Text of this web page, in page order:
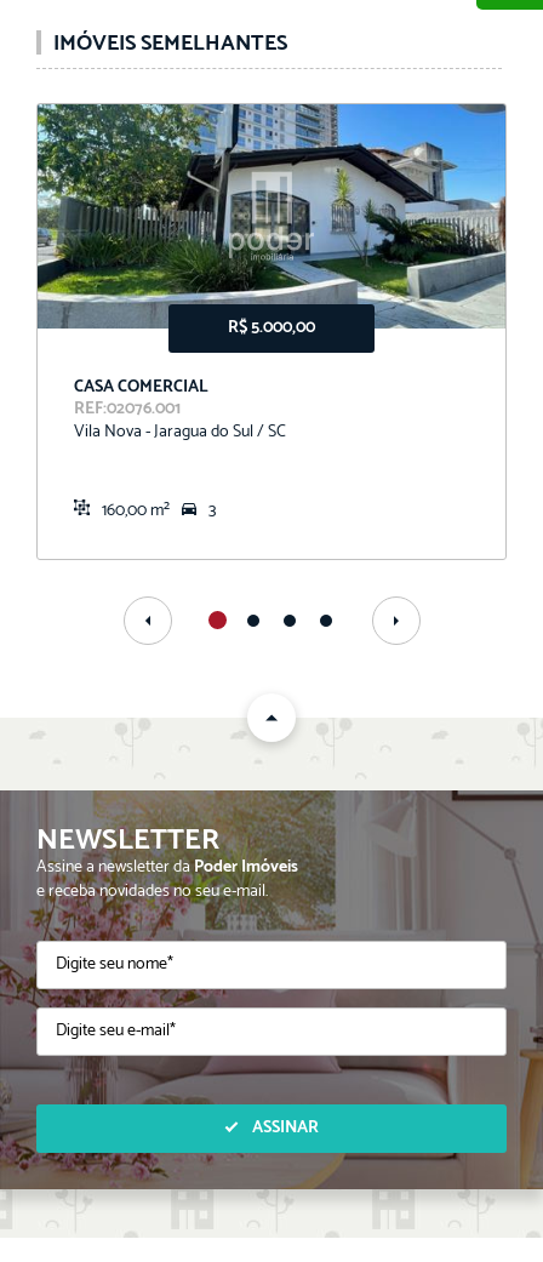
IMÓVEIS SEMELHANTES
R$ 5.000,00
CASA COMERCIAL
REF:02076.001
Vila Nova - Jaragua do Sul / SC
160,00 m² 3
ENVIAR
NEWSLETTER
Assine a newsletter daPoder Imóveis
e receba novidades no seu e-mail.
ASSINAR